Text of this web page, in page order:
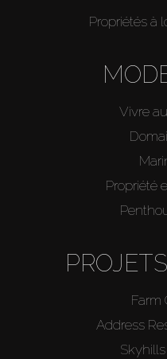
Propriétés à
Vivre
Propriété
Farm
Address